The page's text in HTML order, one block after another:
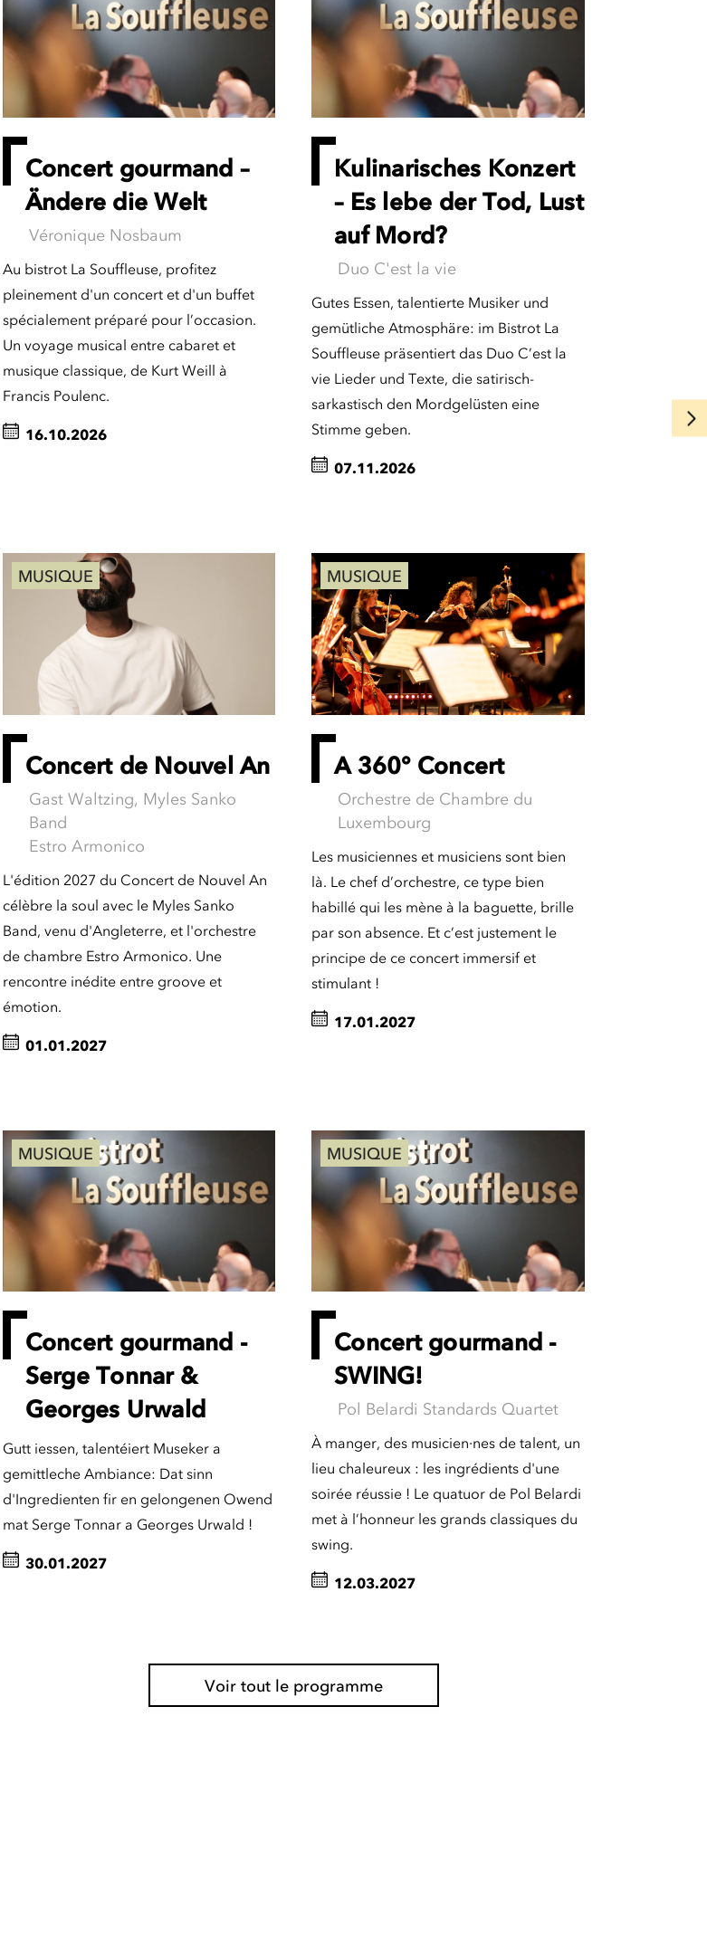
Concert gourmand –
Ändere die Welt
Véronique Nosbaum
Au bistrot La Souffleuse, profitez
pleinement d'un concert et d'un buffet
spécialement préparé pour l’occasion.
Un voyage musical entre cabaret et
musique classique, de Kurt Weill à
Francis Poulenc.
16.10.2026
Kulinarisches Konzert
– Es lebe der Tod, Lust
auf Mord?
Duo C'est la vie
Gutes Essen, talentierte Musiker und
gemütliche Atmosphäre: im Bistrot La
Souffleuse präsentiert das Duo C’est la
vie Lieder und Texte, die satirisch-
sarkastisch den Mordgelüsten eine
Stimme geben.
07.11.2026
MUSIQUE
Concert de Nouvel An
Gast Waltzing, Myles Sanko
Band
Estro Armonico
L'édition 2027 du Concert de Nouvel An
célèbre la soul avec le Myles Sanko
Band, venu d'Angleterre, et l'orchestre
de chambre Estro Armonico. Une
rencontre inédite entre groove et
émotion.
01.01.2027
MUSIQUE
A 360° Concert
Orchestre de Chambre du
Luxembourg
Les musiciennes et musiciens sont bien
là. Le chef d’orchestre, ce type bien
habillé qui les mène à la baguette, brille
par son absence. Et c’est justement le
principe de ce concert immersif et
stimulant !
17.01.2027
MUSIQUE
Concert gourmand -
Serge Tonnar &
Georges Urwald
Gutt iessen, talentéiert Museker a
gemittleche Ambiance: Dat sinn
d'Ingredienten fir en gelongenen Owend
mat Serge Tonnar a Georges Urwald !
30.01.2027
MUSIQUE
Concert gourmand -
SWING!
Pol Belardi Standards Quartet
À manger, des musicien·nes de talent, un
lieu chaleureux : les ingrédients d'une
soirée réussie ! Le quatuor de Pol Belardi
met à l’honneur les grands classiques du
swing.
12.03.2027
Voir tout le programme